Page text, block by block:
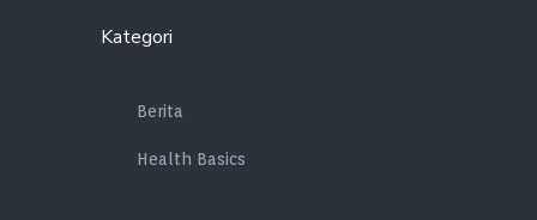
Kategori
Berita
Health Basics